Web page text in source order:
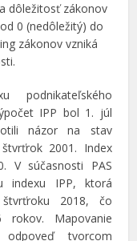
dôležitosť zákonov
0 (nedôležitý) do
zákonov vzniká
podnikateľského
IPP bol 1. júl
názor na stav
2001. Index
V súčasnosti PAS
indexu IPP, ktorá
2018, čo
Mapovanie
odpoveď tvorcom